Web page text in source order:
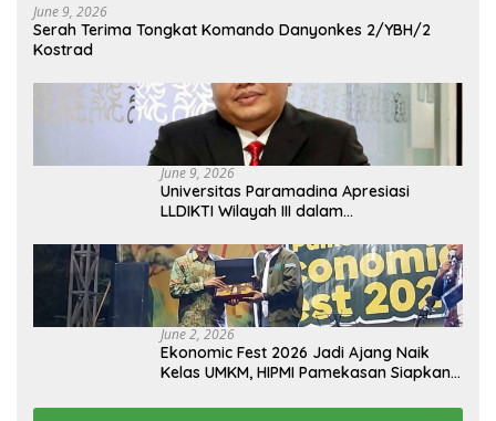
June 9, 2026
Serah Terima Tongkat Komando Danyonkes 2/YBH/2
Kostrad
June 9, 2026
Universitas Paramadina Apresiasi
LLDIKTI Wilayah III dalam
Tinggi Swasta
June 2, 2026
Ekonomic Fest 2026 Jadi Ajang Naik
Kelas UMKM, HIPMI Pamekasan Siapkan
Pendampingan Usaha